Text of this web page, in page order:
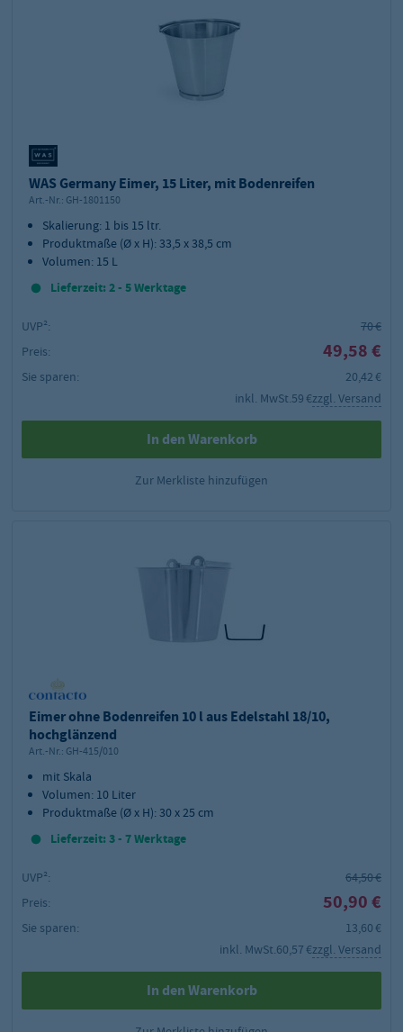
WAS Germany Eimer, 15 Liter, mit Bodenreifen
Art.-Nr.: GH-1801150
Skalierung: 1 bis 15 ltr.
Produktmaße (Ø x H): 33,5 x 38,5 cm
Volumen: 15 L
Lieferzeit: 2 - 5 Werktage
UVP²:
70 €
Preis:
49,58 €
Sie sparen:
20,42 €
inkl. MwSt.59 €zzgl. Versand
In den Warenkorb
Zur Merkliste hinzufügen
Eimer ohne Bodenreifen 10 l aus Edelstahl 18/10,
hochglänzend
Art.-Nr.: GH-415/010
mit Skala
Volumen: 10 Liter
Produktmaße (Ø x H): 30 x 25 cm
Lieferzeit: 3 - 7 Werktage
UVP²:
64,50 €
Preis:
50,90 €
Sie sparen:
13,60 €
inkl. MwSt.60,57 €zzgl. Versand
In den Warenkorb